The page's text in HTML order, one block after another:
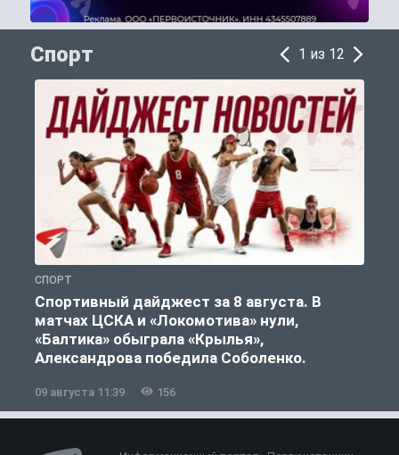
Спорт 1 из 12
СПОРТ
Спортивный дайджест за 8 августа. В
матчах ЦСКА и «Локомотива» нули,
«Балтика» обыграла «Крылья»,
Александрова победила Соболенко.
09 августа 11:39 156